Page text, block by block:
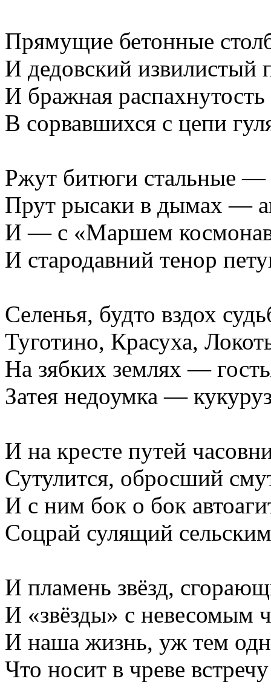
Прямущие бетонные
И дедовский извилистый
И бражная
В сорвавшихся с цепи
Ржут битюги стальные —
Прут рысаки в дымах —
И — с «Маршем
И стародавний тенор
Селенья, будто вздох
Туготино, Красуха,
На зябких землях —
Затея недоумка —
И на кресте путей
Сутулится, обросший
И с ним бок о бок
Соцрай сулящий
И пламень звёзд,
И «звёзды» с невесомым
И наша жизнь, уж тем
Что носит в чреве